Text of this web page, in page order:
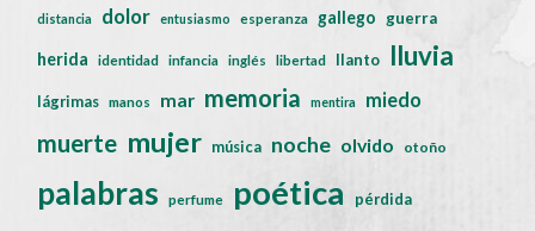
distancia dolor entusiasmo esperanza gallego guerra
herida identidad infancia inglés libertad llanto lluvia
lágrimas manos mar memoria mentira miedo
muerte mujer música noche olvido otoño
palabras perfume poética pérdida